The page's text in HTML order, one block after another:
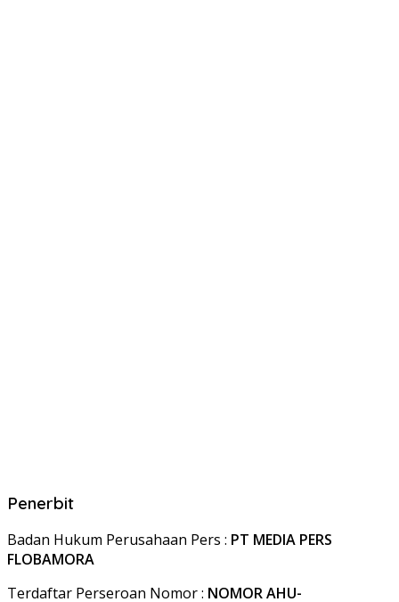
Penerbit
Badan Hukum Perusahaan Pers : PT MEDIA PERS
FLOBAMORA
Terdaftar Perseroan Nomor : NOMOR AHU-